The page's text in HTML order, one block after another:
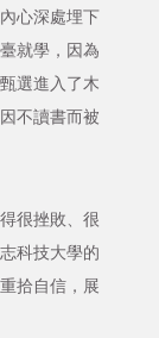
心深處埋下
就學，因為
選進入了木
不讀書而被
很挫敗、很
科技大學的
拾自信，展